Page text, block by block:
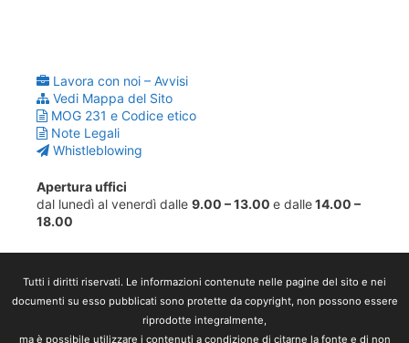
Lavora con noi – Avvisi
Vedi Mappa del Sito
MOG 231 e Codice etico
Note Legali
Whistleblowing
Apertura uffici
dal lunedì al venerdì dalle 9.00 – 13.00 e dalle14.00 –
18.00
Tutti i diritti riservati. Le informazioni contenute nelle pagine del sito e nei
documenti su esso pubblicati sono protette da copyright, non possono essere
riprodotte integralmente,
ma è possibile utilizzare i contenuti a condizione di citarne la fonte e di non